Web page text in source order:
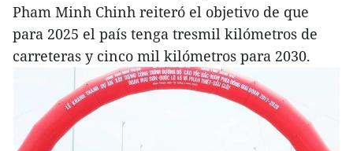
Pham Minh Chinh reiteró el objetivo de que
para 2025 el país tenga tresmil kilómetros de
carreteras y cinco mil kilómetros para 2030.